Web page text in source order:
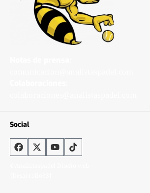
Social